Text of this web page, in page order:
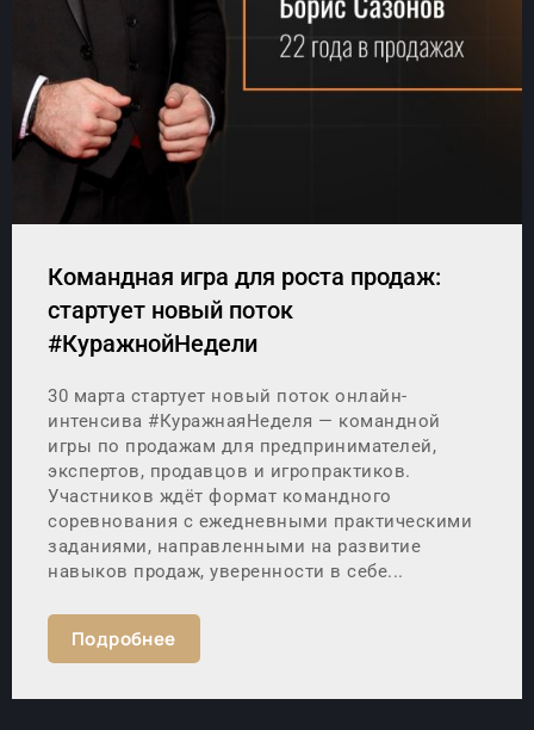
Командная игра для роста продаж:
стартует новый поток
#КуражнойНедели
30 марта стартует новый поток онлайн-
интенсива #КуражнаяНеделя — командной
игры по продажам для предпринимателей,
экспертов, продавцов и игропрактиков.
Участников ждёт формат командного
соревнования с ежедневными практическими
заданиями, направленными на развитие
навыков продаж, уверенности в себе...
Подробнее